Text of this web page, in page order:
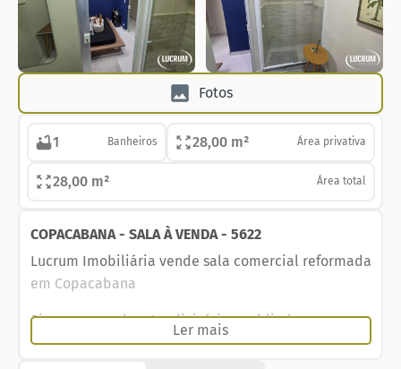
Fotos
1 Banheiros 28,00 m² Área privativa
28,00 m² Área total
COPACABANA - SALA À VENDA - 5622
Lucrum Imobiliária vende sala comercial reformada
em Copacabana
Piso em porcelanato, divisória em blindex
proporciona um espaço bem iluminado e arejado.
Ler mais